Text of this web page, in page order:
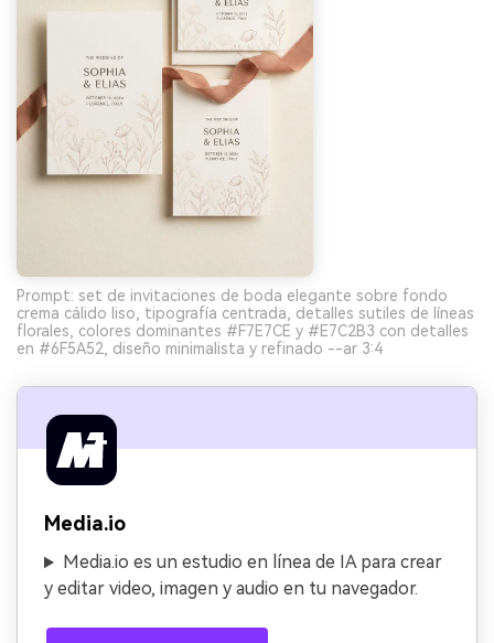
Prompt: set de invitaciones de boda elegante sobre fondo
crema cálido liso, tipografía centrada, detalles sutiles de líneas
florales, colores dominantes #F7E7CE y #E7C2B3 con detalles
en #6F5A52, diseño minimalista y refinado --ar 3:4
Media.io
Media.io es un estudio en línea de IA para crear
y editar video, imagen y audio en tu navegador.